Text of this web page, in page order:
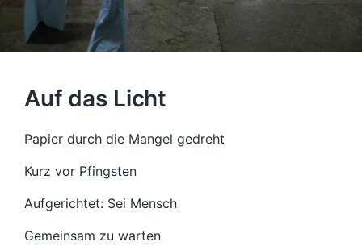
Auf das Licht
Papier durch die Mangel gedreht
Kurz vor Pfingsten
Aufgerichtet: Sei Mensch
Gemeinsam zu warten